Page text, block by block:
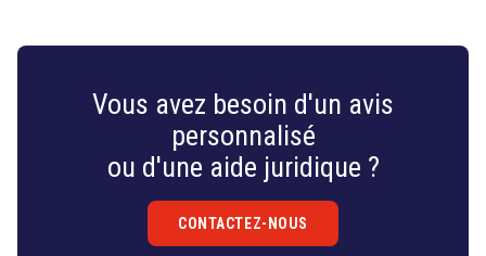
Vous avez besoin d'un avis
personnalisé
ou d'une aide juridique ?
CONTACTEZ-NOUS